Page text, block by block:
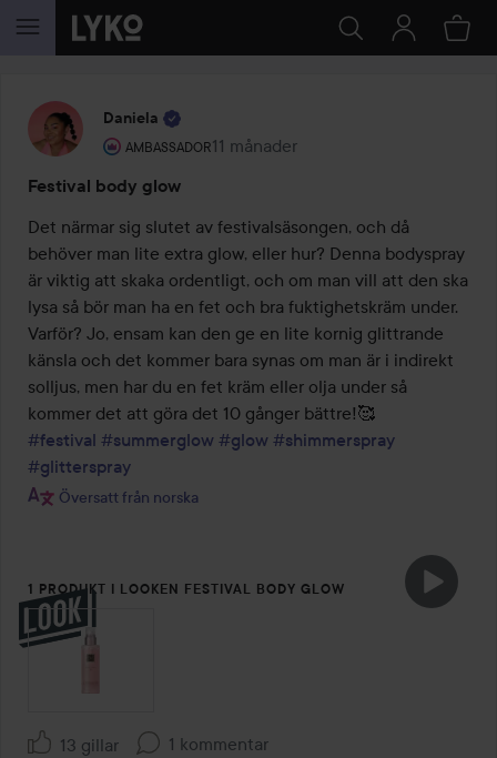
HOPPA TILL INNEHÅLLET
Daniela
AMBASSADOR
Användarens roll: Ambassador.
11 månader
Inlägget skapades 11 månader
Festival body glow
Det närmar sig slutet av festivalsäsongen, och då
behöver man lite extra glow, eller hur? Denna bodyspray
är viktig att skaka ordentligt, och om man vill att den ska
lysa så bör man ha en fet och bra fuktighetskräm under.
Varför? Jo, ensam kan den ge en lite kornig glittrande
känsla och det kommer bara synas om man är i indirekt
solljus, men har du en fet kräm eller olja under så
#festival #summerglow #glow #shimmerspray
#glitterspray
Översatt från norska
1 PRODUKT I LOOKEN FESTIVAL BODY GLOW
13 gillar 1 kommentar